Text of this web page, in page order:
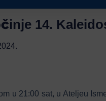
14.
u 21:00 sat, u Ateljeu